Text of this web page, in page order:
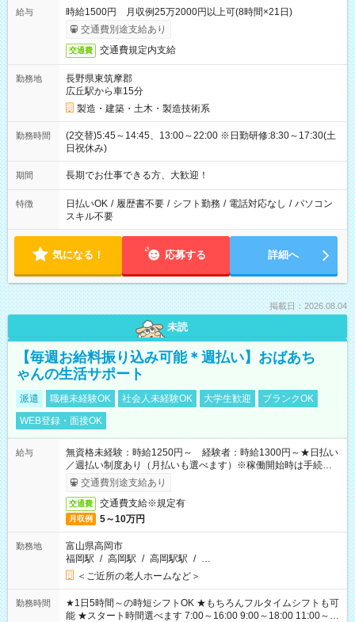
給与
時給1500円 月収例25万2000円以上可(8時間×21日)
交通費別途支給あり
交通費 交通費規定内支給
勤務地
長野県東筑摩郡
広丘駅から車15分
製造・建築・土木・製造技術系
勤務時間
(2交替)5:45～14:45、13:00～22:00 ※日勤研修:8:30～17:30(土
日祝休み)
期間 長期でお仕事できる方、大歓迎！
特徴 日払いOK / 履歴書不要 / シフト勤務 / 電話対応なし / パソコン
スキル不要
気になる！ 応募する 詳細へ
掲載日：2026.08.04
未読
【毎週お給料振り込み可能＊週払い】おばあち
ゃんの生活サポート
派遣 職種未経験OK 社会人未経験OK 大学生歓迎
ブランクOK
WEB登録・面接OK
給与
無資格未経験：時給1250円～ 経験者：時給1300円～★日払い
／週払い制度あり（月払いも選べます）※稼働開始時は手続き完
了次第のお支払いとなります。
交通費別途支給あり
交通費 交通費支給※規定有
月収例 5～10万円
勤務地
富山県高岡市
福岡駅 / 高岡駅 / 高岡駅駅 / …
＜ご近所の老人ホームなど＞
勤務時間
★1日5時間～の時短シフトOK ★もちろんフルタイムシフトも可
能 ★スタート時間選べます 7:00～16:00 9:00～18:00 11:00～